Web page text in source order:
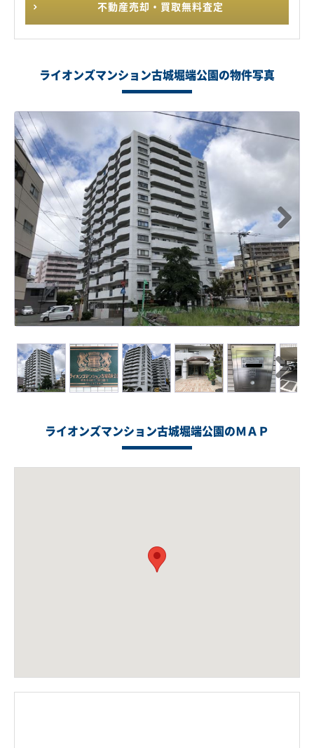
不動産売却・買取無料査定
ライオンズマンション古城堀端公園の物件写真
Next
Next
ライオンズマンション古城堀端公園のＭＡＰ